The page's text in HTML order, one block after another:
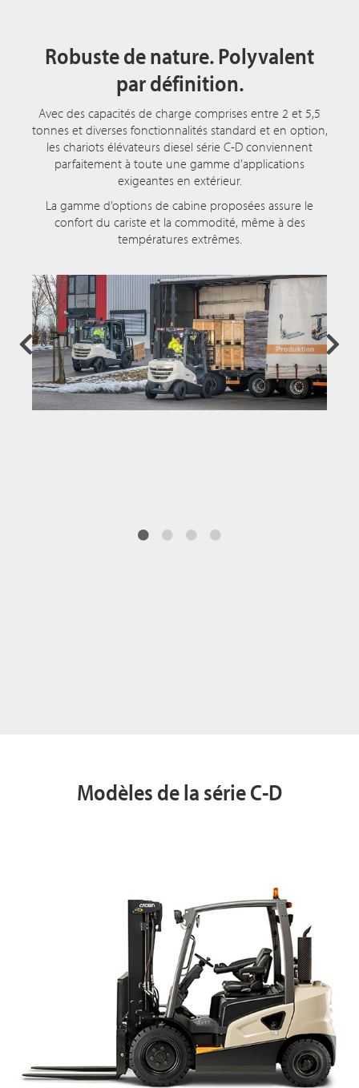
Robuste de nature. Polyvalent
par définition.
Avec des capacités de charge comprises entre 2 et 5,5
tonnes et diverses fonctionnalités standard et en option,
les chariots élévateurs diesel série C-D conviennent
parfaitement à toute une gamme d’applications
exigeantes en extérieur.
La gamme d’options de cabine proposées assure le
confort du cariste et la commodité, même à des
températures extrêmes.
Modèles de la série C-D